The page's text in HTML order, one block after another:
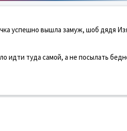
успешно вышла замуж, шоб дядя
идти туда самой, а не посылать